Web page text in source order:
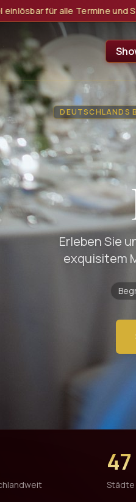
GUTSCHEIN SICHERN
DEUTSCHLANDS
Erleben Sie
exquisitem
47